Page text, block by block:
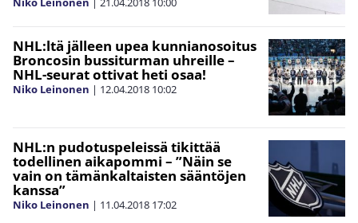
NHL:ltä jälleen upea kunnianosoitus
Broncosin bussiturman uhreille –
NHL-seurat ottivat heti osaa!
Niko Leinonen | 12.04.2018 10:02
NHL:n pudotuspeleissä tikittää
todellinen aikapommi – ”Näin se
vain on tämänkaltaisten sääntöjen
kanssa”
Niko Leinonen | 11.04.2018 17:02